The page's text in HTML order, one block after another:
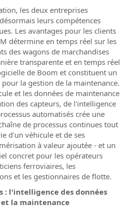
les deux entreprises
leurs compétences
Les avantages pour les clients
détermine en temps réel sur les
des wagons de marchandises
transparente et en temps réel
de Boom et constituent un
la gestion de la maintenance.
et les données de maintenance
des capteurs, de l'intelligence
automatisés crée une
de processus continues tout
d'un véhicule et de ses
à valeur ajoutée - et un
concret pour les opérateurs
ferroviaires, les
et les gestionnaires de flotte.
: l'intelligence des données
la maintenance